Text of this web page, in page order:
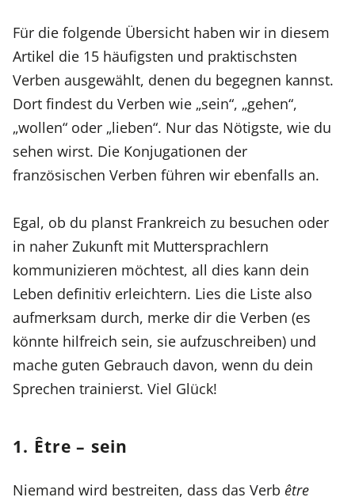
Für die folgende Übersicht haben wir in diesem
Artikel die 15 häufigsten und praktischsten
Verben ausgewählt, denen du begegnen kannst.
Dort findest du Verben wie „sein“, „gehen“,
„wollen“ oder „lieben“. Nur das Nötigste, wie du
sehen wirst. Die Konjugationen der
französischen Verben führen wir ebenfalls an.
Egal, ob du planst Frankreich zu besuchen oder
in naher Zukunft mit Muttersprachlern
kommunizieren möchtest, all dies kann dein
Leben definitiv erleichtern. Lies die Liste also
aufmerksam durch, merke dir die Verben (es
könnte hilfreich sein, sie aufzuschreiben) und
mache guten Gebrauch davon, wenn du dein
Sprechen trainierst. Viel Glück!
1. Être – sein
Niemand wird bestreiten, dass das Verb être